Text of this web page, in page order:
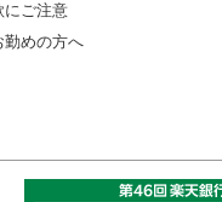
にご注意
勤めの方へ